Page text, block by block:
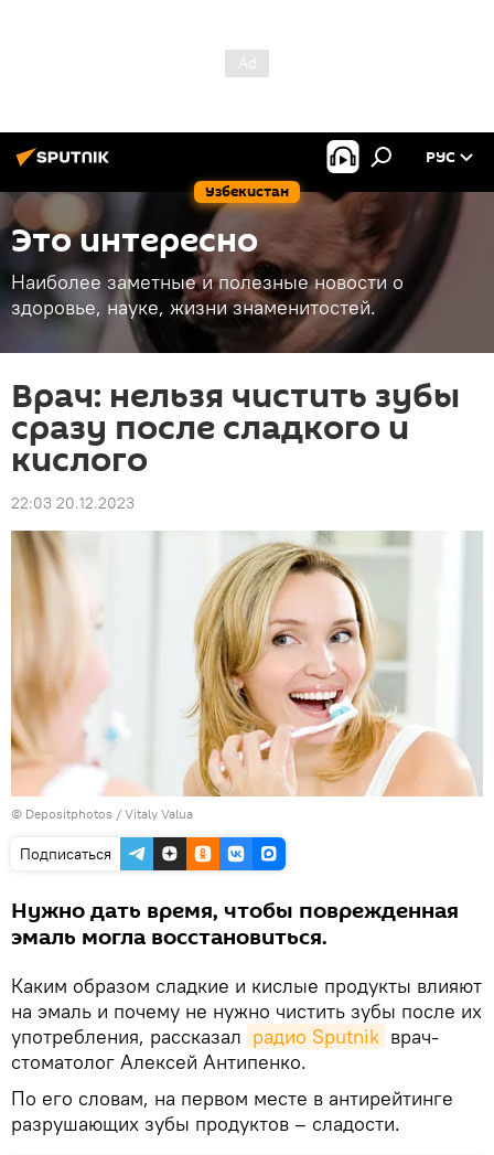
Узбекистан
РУС
Это интересно
Наиболее заметные и полезные новости о
здоровье, науке, жизни знаменитостей.
Врач: нельзя чистить зубы
сразу после сладкого и
кислого
22:03 20.12.2023
© Depositphotos / Vitaly Valua
Подписаться
Нужно дать время, чтобы поврежденная
эмаль могла восстановиться.
Каким образом сладкие и кислые продукты влияют
на эмаль и почему не нужно чистить зубы после их
употребления, рассказал радио Sputnik врач-
стоматолог Алексей Антипенко.
По его словам, на первом месте в антирейтинге
разрушающих зубы продуктов – сладости.